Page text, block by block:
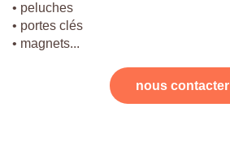
• peluches
• portes clés
• magnets...
nous contacter